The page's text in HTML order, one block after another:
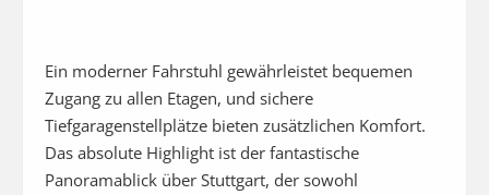
Ein moderner Fahrstuhl gewährleistet bequemen
Zugang zu allen Etagen, und sichere
Tiefgaragenstellplätze bieten zusätzlichen Komfort.
Das absolute Highlight ist der fantastische
Panoramablick über Stuttgart, der sowohl